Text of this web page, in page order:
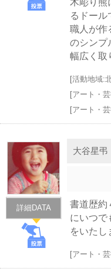
るドール
職人が作
のシンプ
幅広く取
[活動地域:
[アート・
[アート・
詳細DATA
大谷星弔
書道歴約
にいつで
をいたし
[アート・